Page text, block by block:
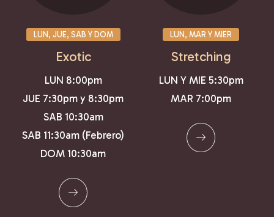
LUN, JUE, SAB Y DOM
Exotic
LUN 8:00pm
JUE 7:30pm y 8:30pm
SAB 10:30am
SAB 11:30am (Febrero)
DOM 10:30am
LUN, MAR Y MIER
Stretching
LUN Y MIE 5:30pm
MAR 7:00pm